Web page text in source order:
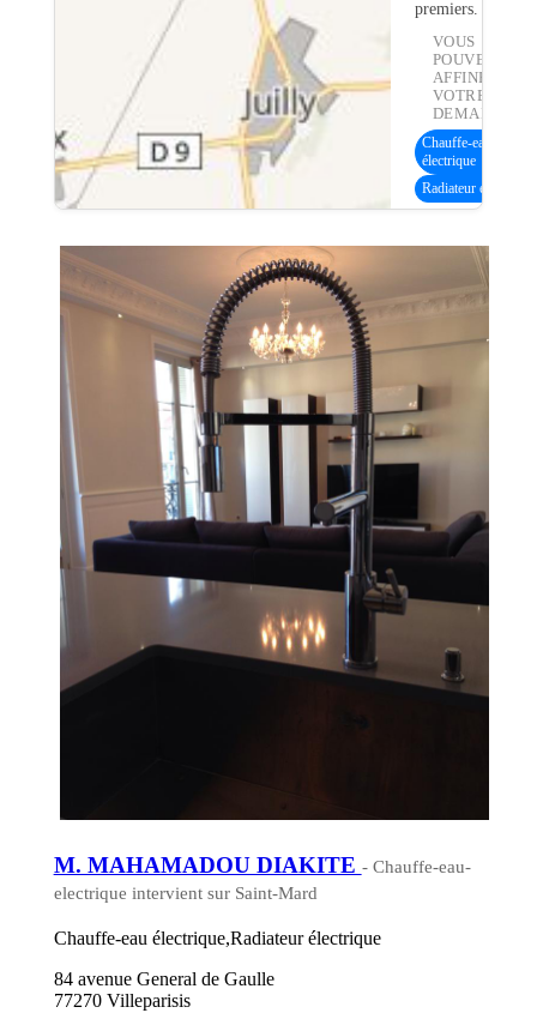
premiers.
VOUS
POUVEZ
AFFINER
VOTRE
DEMANDE :
Chauffe-eau
électrique
Radiateur électrique
M. MAHAMADOU DIAKITE - Chauffe-eau-
electrique intervient sur Saint-Mard
Chauffe-eau électrique,Radiateur électrique
84 avenue General de Gaulle
77270 Villeparisis